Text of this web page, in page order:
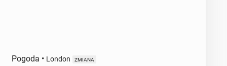
Pogoda • London ZMIANA